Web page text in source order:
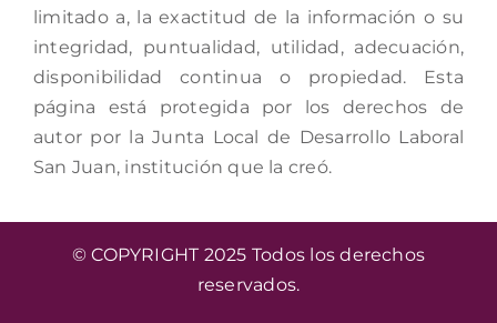
limitado a, la exactitud de la información o su
integridad, puntualidad, utilidad, adecuación,
disponibilidad continua o propiedad. Esta
página está protegida por los derechos de
autor por la Junta Local de Desarrollo Laboral
San Juan, institución que la creó.
© COPYRIGHT 2025 Todos los derechos
reservados.